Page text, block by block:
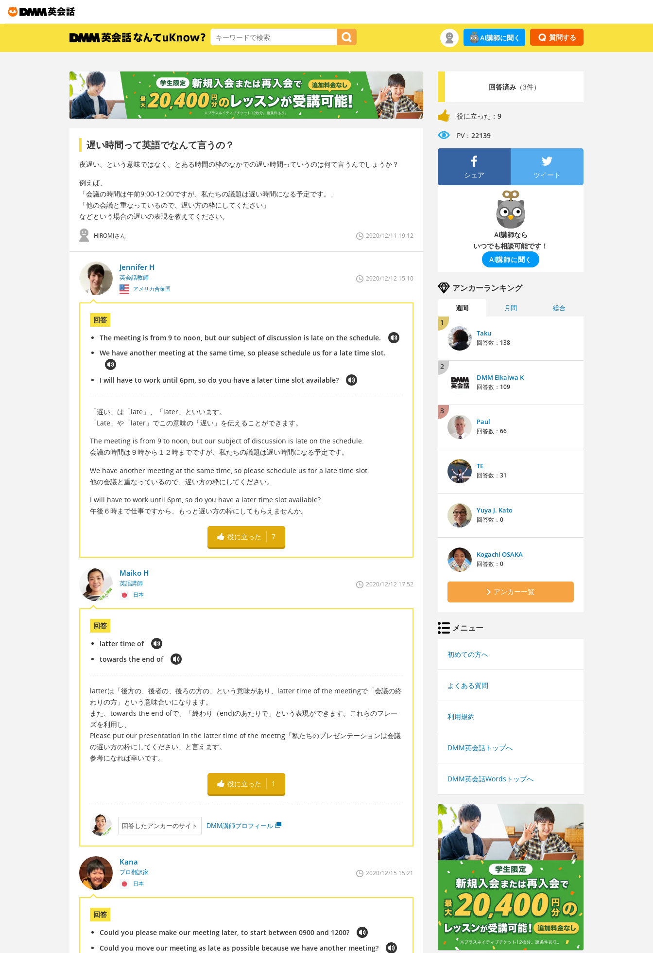
質問する
AI講師に聞く
遅い時間って英語でなんて言うの？
夜遅い、という意味ではなく、とある時間の枠のなかでの遅い時間っていうのは何て言うんでしょうか？
例えば、
「会議の時間は午前9:00-12:00ですが、私たちの議題は遅い時間になる予定です。」
「他の会議と重なっているので、遅い方の枠にしてください」
などという場合の遅いの表現を教えてください。
HIROMIさん 2020/12/11 19:12
Jennifer H
英会話教師
アメリカ合衆国
2020/12/12 15:10
回答
The meeting is from 9 to noon, but our subject of discussion is late on the schedule.
We have another meeting at the same time, so please schedule us for a late time slot.
I will have to work until 6pm, so do you have a later time slot available?
「遅い」は「late」、「later」といいます。
「Late」や「later」でこの意味の「遅い」を伝えることができます。
The meeting is from 9 to noon, but our subject of discussion is late on the schedule.
会議の時間は９時から１２時までですが、私たちの議題は遅い時間になる予定です。
We have another meeting at the same time, so please schedule us for a late time slot.
他の会議と重なっているので、遅い方の枠にしてください。
I will have to work until 6pm, so do you have a later time slot available?
午後６時まで仕事ですから、もっと遅い方の枠にしてもらえませんか。
役に立った 7
Maiko H
英語講師
日本
2020/12/12 17:52
回答
latter time of
towards the end of
latterは「後方の、後者の、後ろの方の」という意味があり、latter time of the meetingで「会議の終
わりの方」という意味合いになります。
また、towards the end ofで、「終わり（end)のあたりで」という表現ができます。これらのフレー
ズを利用し、
Please put our presentation in the latter time of the meetng「私たちのプレゼンテーションは会議
の遅い方の枠にしてください」と言えます。
参考になれば幸いです。
役に立った 1
回答したアンカーのサイト DMM講師プロフィール
Kana
プロ翻訳家
日本
2020/12/15 15:21
回答
Could you please make our meeting later, to start between 0900 and 1200?
Could you move our meeting as late as possible because we have another meeting?
回答済み（3件）
役に立った： 9
PV： 22139
シェア ツイート
AI講師なら
いつでも相談可能です！
AI講師に聞く
アンカーランキング
週間 月間 総合
1
Taku
回答数： 138
2
DMM Eikaiwa K
回答数： 109
3
Paul
回答数： 66
TE
回答数： 31
Yuya J. Kato
回答数： 0
Kogachi OSAKA
回答数： 0
アンカー一覧
メニュー
初めての方へ
よくある質問
利用規約
DMM英会話トップへ
DMM英会話Wordsトップへ